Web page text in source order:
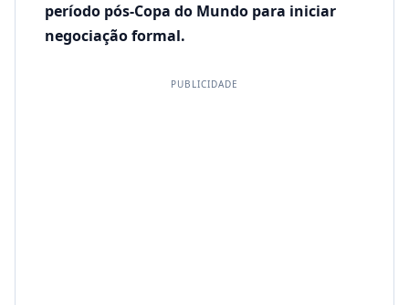
período pós-Copa do Mundo para iniciar
negociação formal.
PUBLICIDADE